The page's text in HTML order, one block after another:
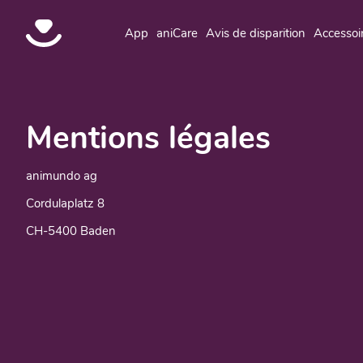
App aniCare Avis de disparition
Mentions légales
animundo ag
Cordulaplatz 8
CH-5400 Baden